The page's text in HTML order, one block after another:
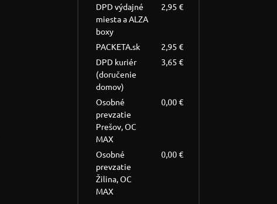
DPD výdajné
miesta a ALZA
boxy
2,95 €
PACKETA.sk
2,95 €
DPD kuriér
(doručenie
domov)
3,65 €
Osobné
prevzatie
Prešov, OC
MAX
0,00 €
Osobné
prevzatie
Žilina, OC
MAX
0,00 €